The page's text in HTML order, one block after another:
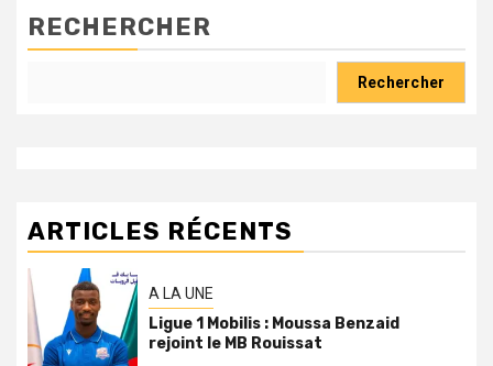
RECHERCHER
Rechercher
ARTICLES RÉCENTS
A LA UNE
Ligue 1 Mobilis : Moussa Benzaid
rejoint le MB Rouissat